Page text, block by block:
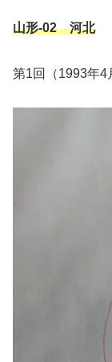
山形-02 河北
第1回（1993年4